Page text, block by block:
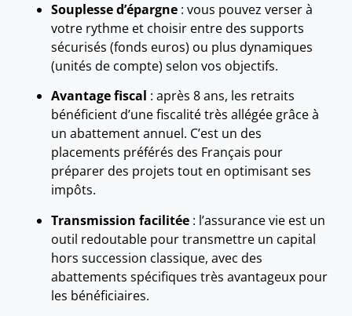
Souplesse d’épargne : vous pouvez verser à
votre rythme et choisir entre des supports
sécurisés (fonds euros) ou plus dynamiques
(unités de compte) selon vos objectifs.
Avantage fiscal : après 8 ans, les retraits
bénéficient d’une fiscalité très allégée grâce à
un abattement annuel. C’est un des
placements préférés des Français pour
préparer des projets tout en optimisant ses
impôts.
Transmission facilitée : l’assurance vie est un
outil redoutable pour transmettre un capital
hors succession classique, avec des
abattements spécifiques très avantageux pour
les bénéficiaires.